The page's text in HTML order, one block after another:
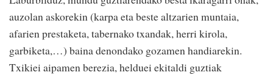
auzolan askorekin (karpa eta beste altzarien muntaia,
afarien prestaketa, tabernako txandak, herri kirola,
garbiketa,…) baina denondako gozamen handiarekin.
Txikiei aipamen berezia, helduei ekitaldi guztiak